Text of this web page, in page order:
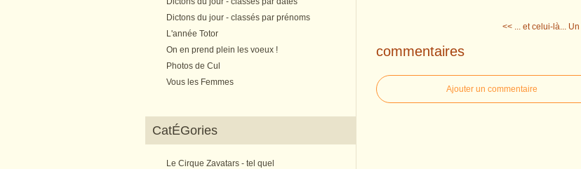
Dictons du jour - classés par prénoms
L'année Totor
On en prend plein les voeux !
Photos de Cul
Vous les Femmes
CatÉGories
Le Cirque Zavatars - tel quel
<< ... et celui-là...
commentaires
Ajouter un commentaire